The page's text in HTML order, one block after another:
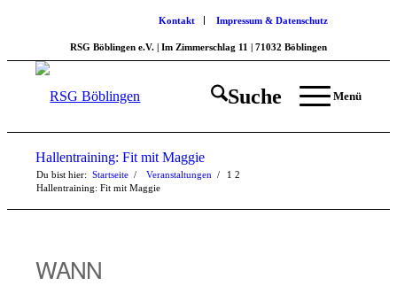
Kontakt Impressum & Datenschutz
RSG Böblingen e.V. | Im Zimmerschlag 11 | 71032 Böblingen
Suche Menü
Hallentraining: Fit mit Maggie
Du bist hier: Startseite 1
/ Veranstaltungen 2
/
Hallentraining: Fit mit Maggie
WANN